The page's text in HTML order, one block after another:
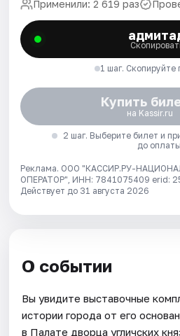
Применили: 2 619 раз
1 шаг. Скопируйте
Купить
на Kassir.ru
2 шаг. Выберите билет и
до оплаты
Реклама. ООО "КАССИР.РУ-
ОПЕРАТОР", ИНН: 7841075409 erid:
Действует до 31 августа 2026
О событии
Вы увидите выставочные
истории города от его
в Палате дворца угличских